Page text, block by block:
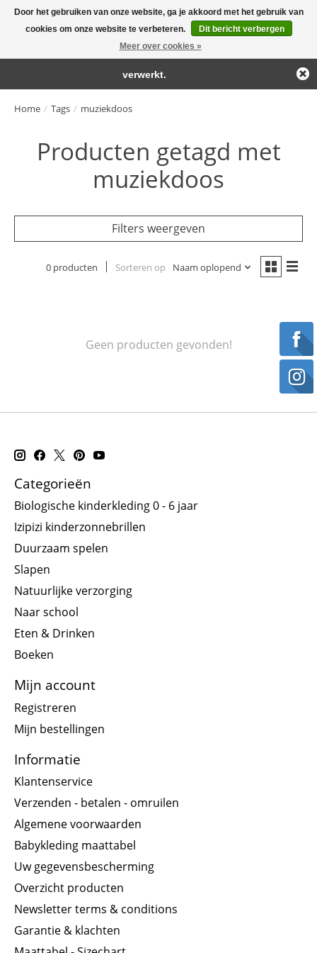
Large selection of products and fast shipping!
Home / Tags / muziekdoos
Producten getagd met
muziekdoos
Filters weergeven
0 producten Sorteren op Naam oplopend
Geen producten gevonden!
Categorieën
Biologische kinderkleding 0 - 6 jaar
Izipizi kinderzonnebrillen
Duurzaam spelen
Slapen
Natuurlijke verzorging
Naar school
Eten & Drinken
Boeken
Mijn account
Registreren
Mijn bestellingen
Informatie
Klantenservice
Verzenden - betalen - omruilen
Algemene voorwaarden
Babykleding maattabel
Uw gegevensbescherming
Overzicht producten
Newsletter terms & conditions
Garantie & klachten
Door het gebruiken van onze website, ga je akkoord met het gebruik van
cookies om onze website te verbeteren.
Dit bericht verbergen
Meer over cookies »
← Keer terug naar de backofficeDeze winkel is in aanbouw.
Eventueel geplaatste orders zullen niet worden gehonoreerd of
verwerkt.